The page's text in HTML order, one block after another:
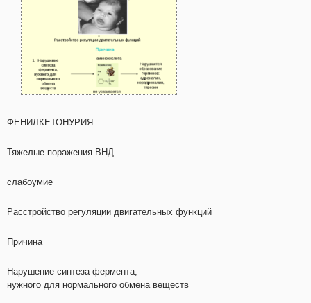
ФЕНИЛКЕТОНУРИЯ
Тяжелые поражения ВНД
слабоумие
Расстройство регуляции двигательных функций
Причина
Нарушение синтеза фермента,
нужного для нормального обмена веществ